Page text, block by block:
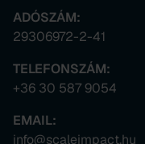
ADÓSZÁM:
29306972-2-41
TELEFONSZÁM:
+36 30 587 9054
EMAIL:
info@scaleimpact.hu